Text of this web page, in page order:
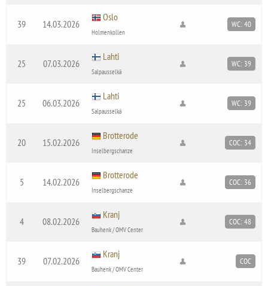
39 14.03.2026
Oslo
Holmenkollen
WC: 40
25 07.03.2026
Lahti
Salpausselkä
WC: 39
25 06.03.2026
Lahti
Salpausselkä
WC: 39
20 15.02.2026
Brotterode
Inselbergschanze
COC: 34
5 14.02.2026
Brotterode
Inselbergschanze
COC: 36
4 08.02.2026
Kranj
Bauhenk / OMV Center
COC: 48
39 07.02.2026
Kranj
Bauhenk / OMV Center
COC